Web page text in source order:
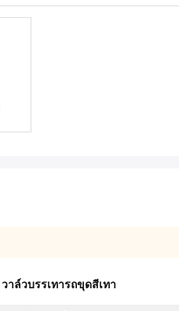
วาล์วบรรเทารถขุดสีเทา